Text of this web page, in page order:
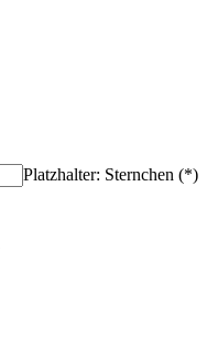
Platzhalter: Sternchen (*)